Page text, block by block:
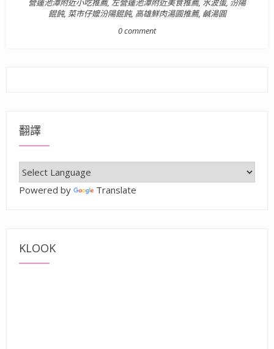
營蓮池潭附近小吃推薦, 左營蓮池潭附近美食推薦, 水波蛋, 汾陽
餛飩, 菜市仔嬤汾陽餛飩, 高雄鮮肉湯圓推薦, 鹹湯圓
0 comment
翻譯
Powered by Translate
KLOOK